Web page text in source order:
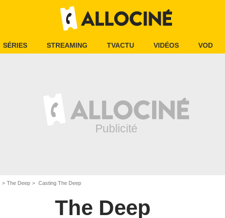
SÉRIES STREAMING TVACTU VIDÉOS VOD
The Deep Casting The Deep
The Deep